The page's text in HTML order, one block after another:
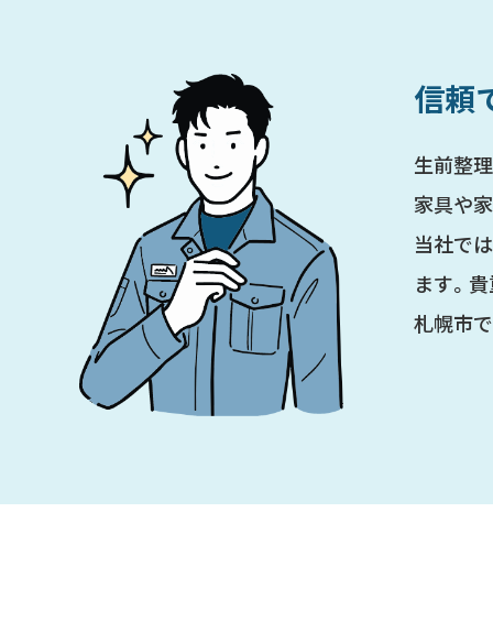
信頼
生前整
家具や
当社で
ます。
札幌市